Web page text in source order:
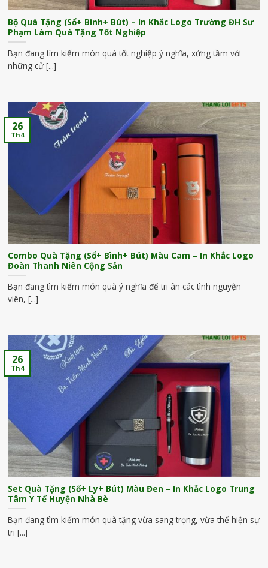
Bộ Quà Tặng (Sổ+ Bình+ Bút) – In Khắc Logo Trường ĐH Sư
Phạm Làm Quà Tặng Tốt Nghiệp
Bạn đang tìm kiếm món quà tốt nghiệp ý nghĩa, xứng tầm với
những cử [...]
Combo Quà Tặng (Sổ+ Bình+ Bút) Màu Cam – In Khắc Logo
Đoàn Thanh Niên Cộng Sản
Bạn đang tìm kiếm món quà ý nghĩa để tri ân các tình nguyện
viên, [...]
26
Th4
Set Quà Tặng (Sổ+ Ly+ Bút) Màu Đen – In Khắc Logo Trung
Tâm Y Tế Huyện Nhà Bè
Bạn đang tìm kiếm món quà tặng vừa sang trọng, vừa thể hiện sự
tri [...]
26
Th4